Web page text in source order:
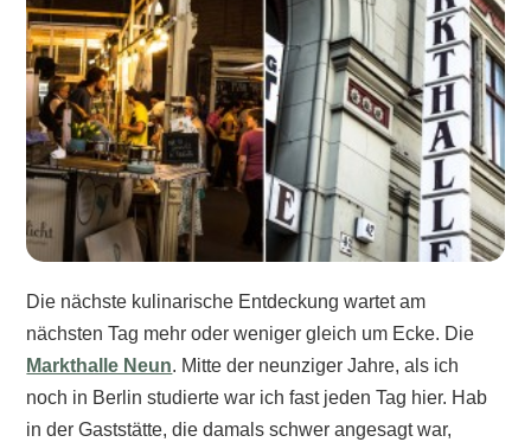
Die nächste kulinarische Entdeckung wartet am
nächsten Tag mehr oder weniger gleich um Ecke. Die
Markthalle Neun. Mitte der neunziger Jahre, als ich
noch in Berlin studierte war ich fast jeden Tag hier. Hab
in der Gaststätte, die damals schwer angesagt war,